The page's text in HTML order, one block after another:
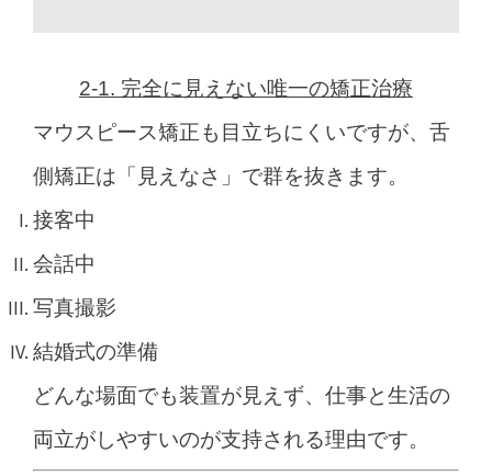
2-1. 完全に見えない唯一の矯正治療
マウスピース矯正も目立ちにくいですが、 舌
側矯正は「見えなさ」で群を抜きます。
接客中
会話中
写真撮影
結婚式の準備
どんな場面でも装置が見えず、仕事と生活の
両立がしやすいのが支持される理由です。